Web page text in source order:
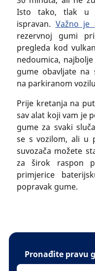
Isto tako, tlak u
ispravan. Važno je
rezervnoj gumi
pregleda kod
nedoumica,
gume obavljate na
na parkiranom
Prije kretanja na
sav alat koji vam je
gume za svaki
se s vozilom, ali u
suvozača možete
za širok raspon
primjerice
popravak gume.
Pronađite pravu